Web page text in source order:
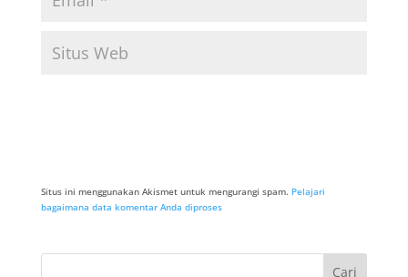
Situs ini menggunakan Akismet untuk mengurangi spam. Pelajari
bagaimana data komentar Anda diproses